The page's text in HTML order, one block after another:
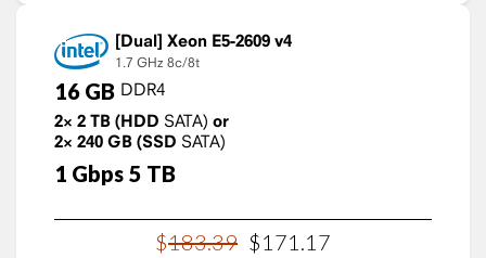
Xeon E5-2609 v4
1.7 GHz 8c/8t
16 GB DDR4
2× 2 TB (HDD SATA) or
2× 240 GB (SSD SATA)
1 Gbps 5 TB
$183.39 $171 17